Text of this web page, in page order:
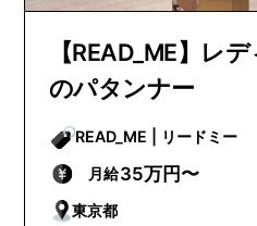
【READ_ME】レ
のパタンナー
READ_ME | リードミー
月給35万円〜
東京都